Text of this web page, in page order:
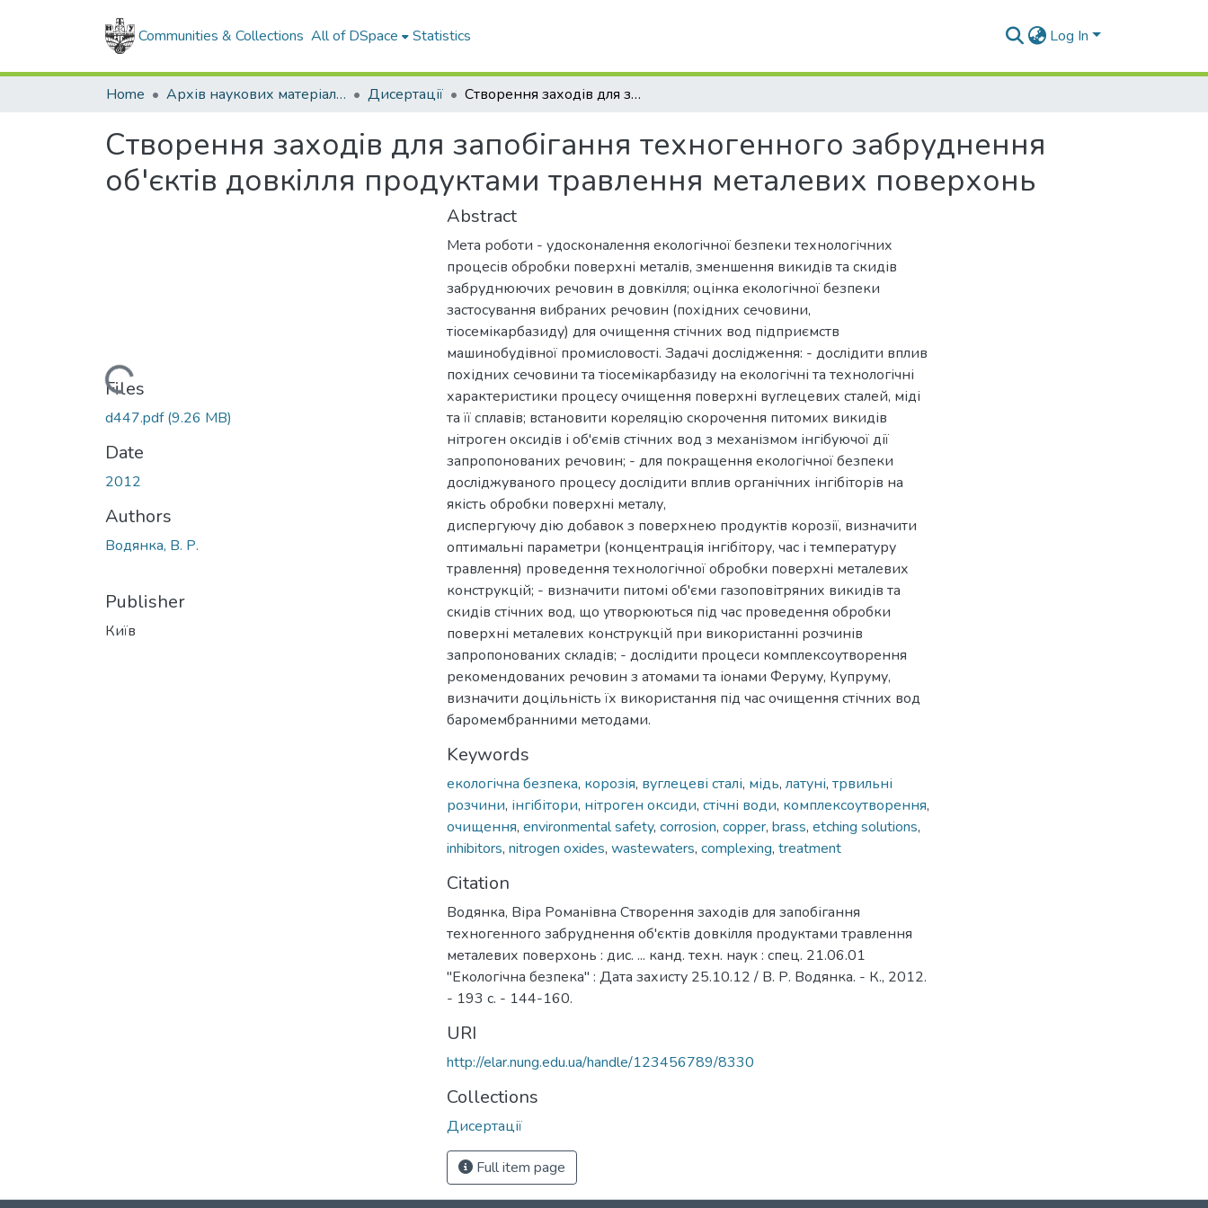
Communities & Collections All of DSpace Statistics Log In
Home Архів наукових матеріалів Дисертації Створення заходів для запобігання техногенного забруднення об'єктів довкілля продуктами травлення металевих поверхонь
Створення заходів для запобігання техногенного забруднення
об'єктів довкілля продуктами травлення металевих поверхонь
Loading...
Files
d447.pdf(9.26 MB)
Date
2012
Authors
Водянка, В. Р.
Publisher
Київ
Abstract
Мета роботи - удосконалення екологічної безпеки технологічних
процесів обробки поверхні металів, зменшення викидів та скидів
забруднюючих речовин в довкілля; оцінка екологічної безпеки
застосування вибраних речовин (похідних сечовини,
тіосемікарбазиду) для очищення стічних вод підприємств
машинобудівної промисловості. Задачі дослідження: - дослідити вплив
похідних сечовини та тіосемікарбазиду на екологічні та технологічні
характеристики процесу очищення поверхні вуглецевих сталей, міді
та її сплавів; встановити кореляцію скорочення питомих викидів
нітроген оксидів і об'ємів стічних вод з механізмом інгібуючої дії
запропонованих речовин; - для покращення екологічної безпеки
досліджуваного процесу дослідити вплив органічних інгібіторів на
якість обробки поверхні металу,
диспергуючу дію добавок з поверхнею продуктів корозії, визначити
оптимальні параметри (концентрація інгібітору, час і температуру
травлення) проведення технологічної обробки поверхні металевих
конструкцій; - визначити питомі об'єми газоповітряних викидів та
скидів стічних вод, що утворюються під час проведення обробки
поверхні металевих конструкцій при використанні розчинів
запропонованих складів; - дослідити процеси комплексоутворення
рекомендованих речовин з атомами та іонами Феруму, Купруму,
визначити доцільність їх використання під час очищення стічних вод
баромембранними методами.
Keywords
екологічна безпека, корозія, вуглецеві сталі, мідь, латуні, трвильні
розчини, інгібітори, нітроген оксиди, стічні води, комплексоутворення,
очищення, environmental safety, corrosion, copper, brass, etching solutions,
inhibitors, nitrogen oxides, wastewaters, complexing, treatment
Citation
Водянка, Віра Романівна Створення заходів для запобігання
техногенного забруднення об'єктів довкілля продуктами травлення
металевих поверхонь : дис. ... канд. техн. наук : спец. 21.06.01
"Екологічна безпека" : Дата захисту 25.10.12 / В. Р. Водянка. - К., 2012.
- 193 с. - 144-160.
URI
http://elar.nung.edu.ua/handle/123456789/8330
Collections
Дисертації
Full item page